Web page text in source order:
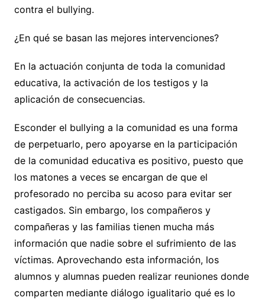
contra el bullying.
¿En qué se basan las mejores intervenciones?
En la actuación conjunta de toda la comunidad
educativa, la activación de los testigos y la
aplicación de consecuencias.
Esconder el bullying a la comunidad es una forma
de perpetuarlo, pero apoyarse en la participación
de la comunidad educativa es positivo, puesto que
los matones a veces se encargan de que el
profesorado no perciba su acoso para evitar ser
castigados. Sin embargo, los compañeros y
compañeras y las familias tienen mucha más
información que nadie sobre el sufrimiento de las
víctimas. Aprovechando esta información, los
alumnos y alumnas pueden realizar reuniones donde
comparten mediante diálogo igualitario qué es lo